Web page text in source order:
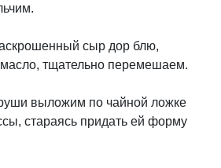
сыр дор блю,
тщательно перемешаем.
выложим по чайной ложке
стараясь придать ей форму